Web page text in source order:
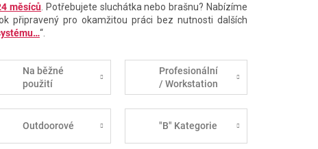
měsíců. Potřebujete sluchátka nebo brašnu? Nabízíme
připravený pro okamžitou práci bez nutnosti dalších
“.
Na běžné
použití
Profesionální
/ Workstation
Outdoorové "B" Kategorie